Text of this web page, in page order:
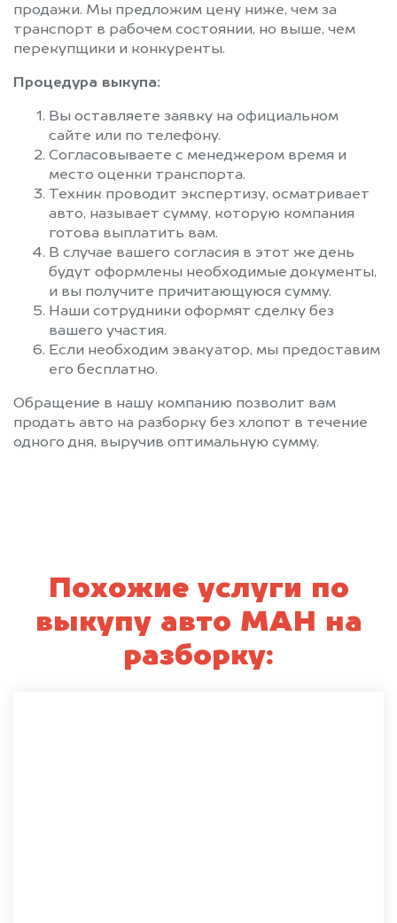
продажи. Мы предложим цену ниже, чем за
транспорт в рабочем состоянии, но выше, чем
перекупщики и конкуренты.
Процедура выкупа:
Вы оставляете заявку на официальном
сайте или по телефону.
Согласовываете с менеджером время и
место оценки транспорта.
Техник проводит экспертизу, осматривает
авто, называет сумму, которую компания
готова выплатить вам.
В случае вашего согласия в этот же день
будут оформлены необходимые документы,
и вы получите причитающуюся сумму.
Наши сотрудники оформят сделку без
вашего участия.
Если необходим эвакуатор, мы предоставим
его бесплатно.
Обращение в нашу компанию позволит вам
продать авто на разборку без хлопот в течение
одного дня, выручив оптимальную сумму.
Похожие услуги по
выкупу авто МАН на
разборку: